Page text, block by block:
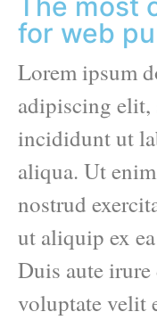
The most
for web
Lorem ipsum
adipiscing elit,
incididunt ut
aliqua. Ut
nostrud
ut aliquip ex
Duis aute
voluptate velit